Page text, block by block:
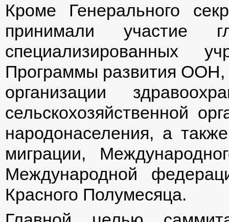
Кроме Генерального
принимали участие
Программы развития
организации
сельскохозяйственной
народонаселения, а
миграции,
Международной
Красного Полумесяца.